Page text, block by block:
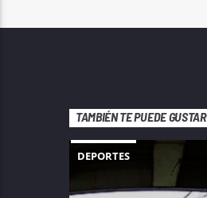
TAMBIÉN TE PUEDE GUSTAR
DEPORTES